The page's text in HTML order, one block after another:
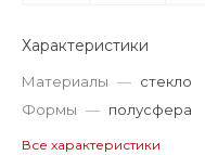
Характеристики
Материалы — стекло
Формы — полусфера
Все характеристики